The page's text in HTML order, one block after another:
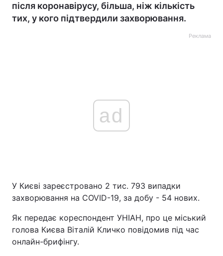
після коронавірусу, більша, ніж кількість
тих, у кого підтвердили захворювання.
Реклама
ad
У Києві зареєстровано 2 тис. 793 випадки
захворювання на COVID-19, за добу - 54 нових.
Як передає кореспондент УНІАН, про це міський
голова Києва Віталій Кличко повідомив під час
онлайн-брифінгу.